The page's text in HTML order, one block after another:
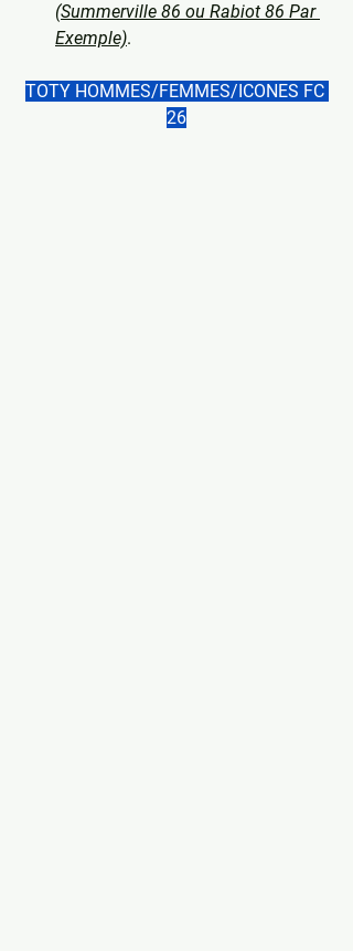
(Summerville 86 ou Rabiot 86 Par
Exemple).
TOTY HOMMES/FEMMES/ICONES FC
26